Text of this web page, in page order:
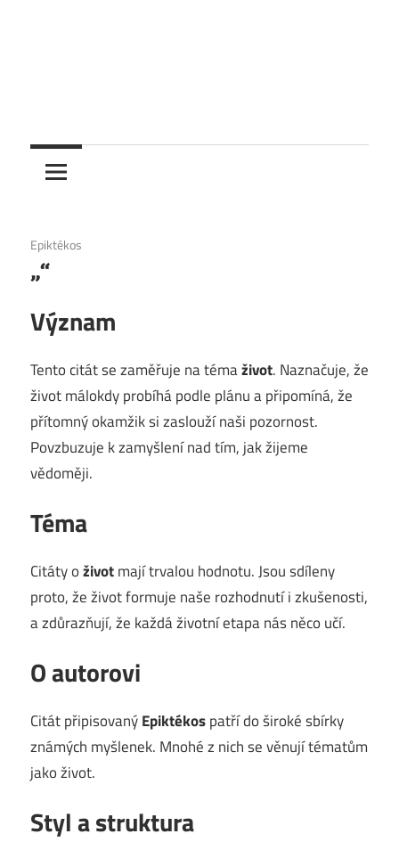
6. 12. 2020
Epiktékos
„“
Význam
Tento citát se zaměřuje na témaživot. Naznačuje, že
život málokdy probíhá podle plánu a připomíná, že
přítomný okamžik si zaslouží naši pozornost.
Povzbuzuje k zamyšlení nad tím, jak žijeme
vědoměji.
Téma
Citáty oživotmají trvalou hodnotu. Jsou sdíleny
proto, že život formuje naše rozhodnutí i zkušenosti,
a zdůrazňují, že každá životní etapa nás něco učí.
O autorovi
Citát připisovanýEpiktékospatří do široké sbírky
známých myšlenek. Mnohé z nich se věnují tématům
jako život.
Styl a struktura